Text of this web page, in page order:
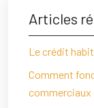
Articles
Le crédit
Comment